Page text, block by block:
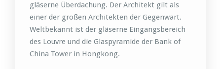
gläserne Überdachung. Der Architekt gilt als
einer der großen Architekten der Gegenwart.
Weltbekannt ist der gläserne Eingangsbereich
des Louvre und die Glaspyramide der Bank of
China Tower in Hongkong.